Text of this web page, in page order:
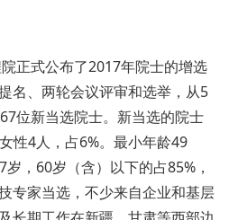
式公布了2017年院士的增选
名、两轮会议评审和选举，从5
位新当选院士。新当选的院士
性4人，占6%。最小年龄49
，60岁（含）以下的占85%，
专家当选，不少来自企业和基层